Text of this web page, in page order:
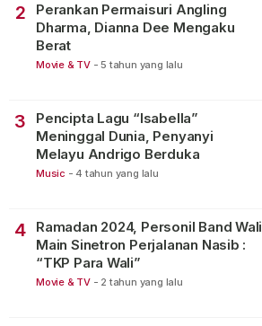
2
Perankan Permaisuri Angling
Dharma, Dianna Dee Mengaku
Berat
Movie & TV - 5 tahun yang lalu
3
Pencipta Lagu “Isabella”
Meninggal Dunia, Penyanyi
Melayu Andrigo Berduka
Music - 4 tahun yang lalu
4
Ramadan 2024, Personil Band Wali
Main Sinetron Perjalanan Nasib :
“TKP Para Wali”
Movie & TV - 2 tahun yang lalu